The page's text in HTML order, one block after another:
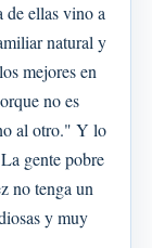
de ellas vino a
natural y
mejores en
no es
al otro." Y lo
gente pobre
no tenga un
y muy